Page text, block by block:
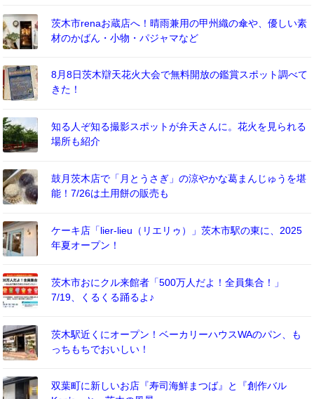
茨木市renaお蔵店へ！晴雨兼用の甲州織の傘や、優しい素
材のかばん・小物・パジャマなど
8月8日茨木辯天花火大会で無料開放の鑑賞スポット調べて
きた！
知る人ぞ知る撮影スポットが弁天さんに。花火を見られる
場所も紹介
鼓月茨木店で「月とうさぎ」の涼やかな葛まんじゅうを堪
能！7/26は土用餅の販売も
ケーキ店「lier-lieu（リエリゥ）」茨木市駅の東に、2025
年夏オープン！
茨木市おにクル来館者「500万人だよ！全員集合！」
7/19、くるくる踊るよ♪
茨木駅近くにオープン！ベーカリーハウスWAのパン、も
っちもちでおいしい！
双葉町に新しいお店『寿司海鮮まつば』と『創作バル